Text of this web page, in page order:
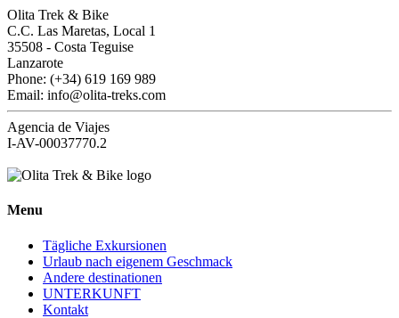
Olita Trek & Bike
C.C. Las Maretas, Local 1
35508 - Costa Teguise
Lanzarote
Phone: (+34) 619 169 989
Email: info@olita-treks.com
Agencia de Viajes
I-AV-00037770.2
Menu
Tägliche Exkursionen
Urlaub nach eigenem Geschmack
Andere destinationen
UNTERKUNFT
Kontakt